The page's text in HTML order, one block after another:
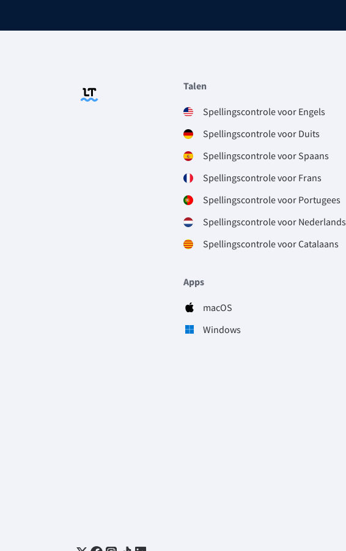
Talen
Spellingscontrole voor Engels
Spellingscontrole voor Duits
Spellingscontrole voor Spaans
Spellingscontrole voor Frans
Spellingscontrole voor Portugees
Spellingscontrole voor Nederlands
Spellingscontrole voor Catalaans
Apps
macOS
Windows